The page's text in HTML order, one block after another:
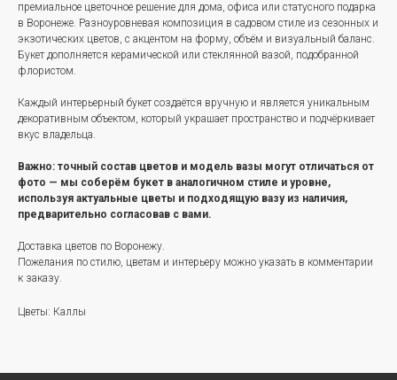
премиальное цветочное решение для дома, офиса или статусного подарка
в Воронеже. Разноуровневая композиция в садовом стиле из сезонных и
экзотических цветов, с акцентом на форму, объём и визуальный баланс.
Букет дополняется керамической или стеклянной вазой, подобранной
флористом.
Каждый интерьерный букет создаётся вручную и является уникальным
декоративным объектом, который украшает пространство и подчёркивает
вкус владельца.
Важно: точный состав цветов и модель вазы могут отличаться от
фото — мы соберём букет в аналогичном стиле и уровне,
используя актуальные цветы и подходящую вазу из наличия,
предварительно согласовав с вами.
Доставка цветов по Воронежу.
Пожелания по стилю, цветам и интерьеру можно указать в комментарии
к заказу.
Цветы: Каллы